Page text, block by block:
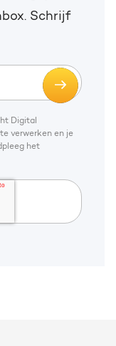
Schrijf
Digital
verwerken en je
het